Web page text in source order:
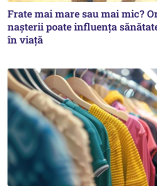
Frate mai mare sau mai mic?
nașterii poate influența
în viață